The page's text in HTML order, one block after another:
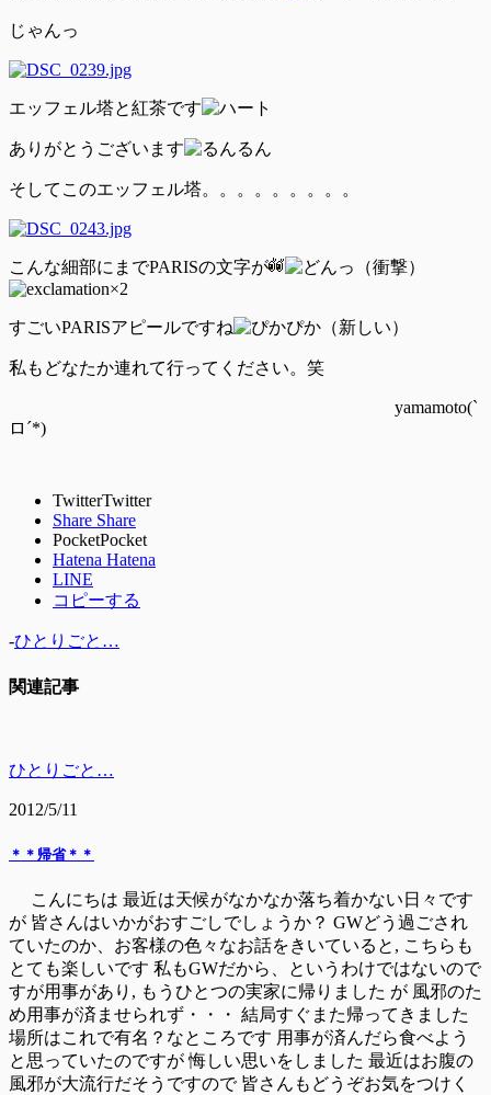
じゃんっ
エッフェル塔と紅茶です
ありがとうございます
そしてこのエッフェル塔。。。。。。。。。
こんな細部にまでPARISの文字が
すごいPARISアピールですね
私もどなたか連れて行ってください。笑
yamamoto(`
ロ´*)
TwitterTwitter
Share Share
PocketPocket
Hatena Hatena
LINE
コピーする
-ひとりごと…
関連記事
ひとりごと…
2012/5/11
＊＊帰省＊＊
こんにちは 最近は天候がなかなか落ち着かない日々です
が 皆さんはいかがおすごしでしょうか？ GWどう過ごされ
ていたのか、お客様の色々なお話をきいていると, こちらも
とても楽しいです 私もGWだから、というわけではないので
すが用事があり, もうひとつの実家に帰りました が 風邪のた
め用事が済ませられず・・・ 結局すぐまた帰ってきました
場所はこれで有名？なところです 用事が済んだら食べよう
と思っていたのですが 悔しい思いをしました 最近はお腹の
風邪が大流行だそうですので 皆さんもどうぞお気をつけく